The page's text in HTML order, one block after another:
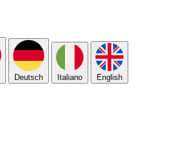
Deutsch Italiano English